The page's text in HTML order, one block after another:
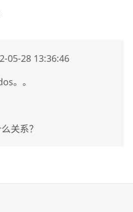
05-28 13:36:46
。。
关系？